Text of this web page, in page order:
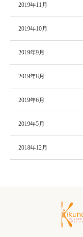
2019年11月
2019年10月
2019年9月
2019年8月
2019年6月
2019年5月
2018年12月